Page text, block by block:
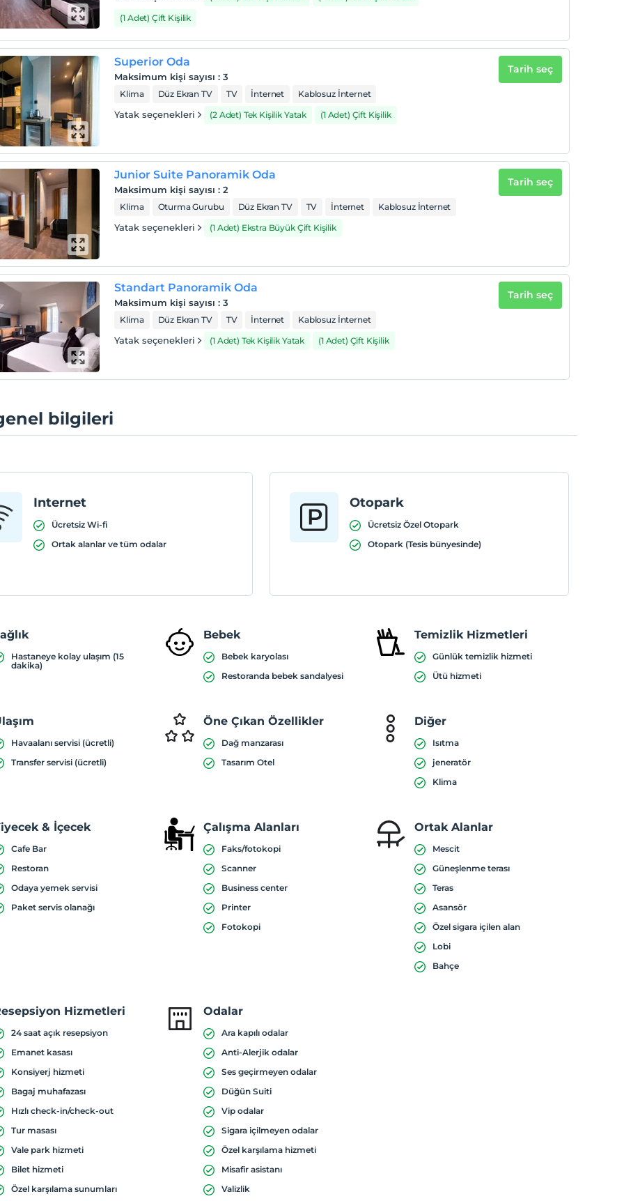
(1 Adet) Çift Kişilik
Superior Oda
Maksimum kişi sayısı :3
Klima Düz Ekran TV TV İnternet Kablosuz İnternet
Yatak seçenekleri (2 Adet) Tek Kişilik Yatak (1 Adet) Çift Kişilik
Tarih seç
Junior Suite Panoramik Oda
Maksimum kişi sayısı :2
Klima Oturma Gurubu Düz Ekran TV TV İnternet Kablosuz İnternet
Yatak seçenekleri (1 Adet) Ekstra Büyük Çift Kişilik
Tarih seç
Standart Panoramik Oda
Maksimum kişi sayısı :3
Klima Düz Ekran TV TV İnternet Kablosuz İnternet
Yatak seçenekleri (1 Adet) Tek Kişilik Yatak (1 Adet) Çift Kişilik
Tarih seç
bilgileri
Internet
Ücretsiz Wi-fi
Ortak alanlar ve tüm odalar
Otopark
Ücretsiz Özel Otopark
Otopark (Tesis bünyesinde)
Hastaneye kolay ulaşım (15
dakika)
Bebek
Bebek karyolası
Restoranda bebek sandalyesi
Temizlik Hizmetleri
Günlük temizlik hizmeti
Ütü hizmeti
Havaalanı servisi (ücretli)
Transfer servisi (ücretli)
Öne Çıkan Özellikler
Dağ manzarası
Tasarım Otel
Diğer
Isıtma
jeneratör
Klima
& İçecek
Cafe Bar
Restoran
Odaya yemek servisi
Paket servis olanağı
Çalışma Alanları
Faks/fotokopi
Scanner
Business center
Printer
Fotokopi
Ortak Alanlar
Mescit
Güneşlenme terası
Teras
Asansör
Özel sigara içilen alan
Lobi
Bahçe
Hizmetleri
24 saat açık resepsiyon
Emanet kasası
Konsiyerj hizmeti
Bagaj muhafazası
Hızlı check-in/check-out
Tur masası
Vale park hizmeti
Bilet hizmeti
Özel karşılama sunumları
Odalar
Ara kapılı odalar
Anti-Alerjik odalar
Ses geçirmeyen odalar
Düğün Suiti
Vip odalar
Sigara içilmeyen odalar
Özel karşılama hizmeti
Misafir asistanı
Valizlik